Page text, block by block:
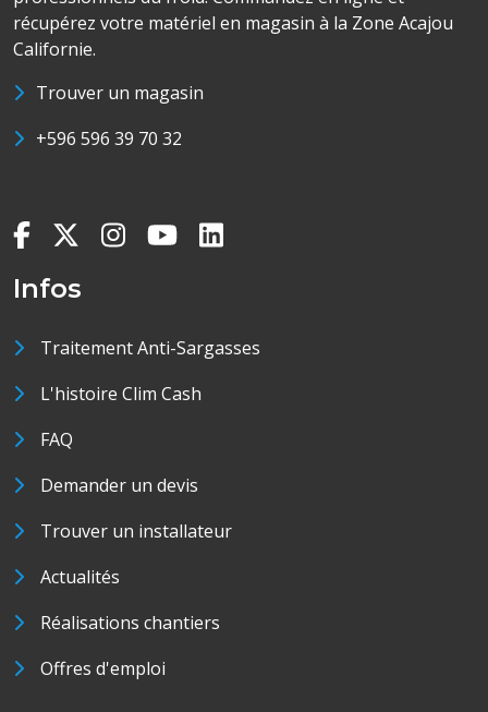
récupérez votre matériel en magasin à la Zone Acajou
Californie.
Trouver un magasin
+596 596 39 70 32
Infos
Traitement Anti-Sargasses
L'histoire Clim Cash
FAQ
Demander un devis
Trouver un installateur
Actualités
Réalisations chantiers
Offres d'emploi